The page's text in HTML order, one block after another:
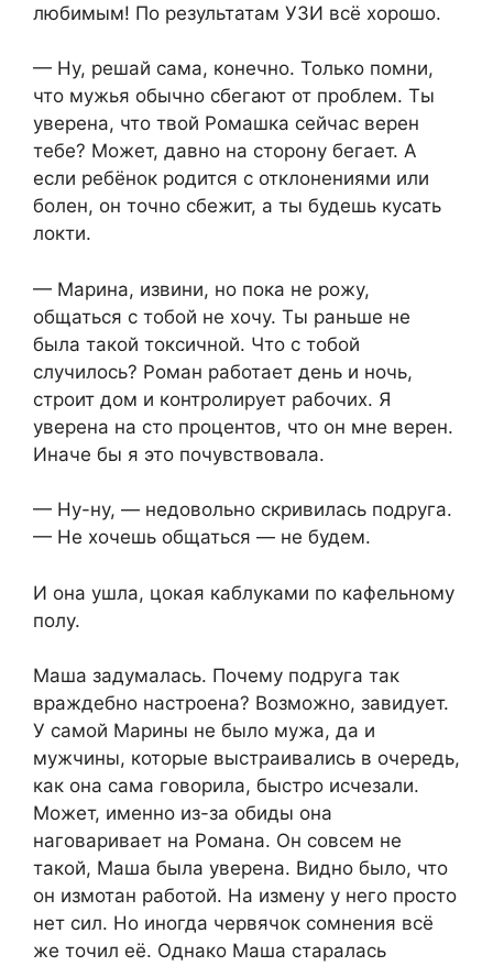
любимым! По результатам УЗИ всё хорошо.
— Ну, решай сама, конечно. Только помни,
что мужья обычно сбегают от проблем. Ты
уверена, что твой Ромашка сейчас верен
тебе? Может, давно на сторону бегает. А
если ребёнок родится с отклонениями или
болен, он точно сбежит, а ты будешь кусать
локти.
— Марина, извини, но пока не рожу,
общаться с тобой не хочу. Ты раньше не
была такой токсичной. Что с тобой
случилось? Роман работает день и ночь,
строит дом и контролирует рабочих. Я
уверена на сто процентов, что он мне верен.
Иначе бы я это почувствовала.
— Ну-ну, — недовольно скривилась подруга.
— Не хочешь общаться — не будем.
И она ушла, цокая каблуками по кафельному
полу.
Маша задумалась. Почему подруга так
враждебно настроена? Возможно, завидует.
У самой Марины не было мужа, да и
мужчины, которые выстраивались в очередь,
как она сама говорила, быстро исчезали.
Может, именно из-за обиды она
наговаривает на Романа. Он совсем не
такой, Маша была уверена. Видно было, что
он измотан работой. На измену у него просто
нет сил. Но иногда червячок сомнения всё
же точил её. Однако Маша старалась